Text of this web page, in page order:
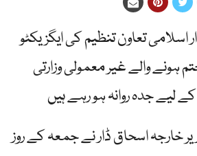
اسلامی تعاون تنظیم کی ایگزیکٹو
والے غیر معمولی وزارتی
جدہ روانہ ہو رہے ہیں
خارجہ اسحاق ڈار نے جمعہ کے روز